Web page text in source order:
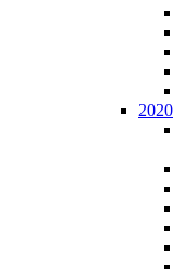
2020